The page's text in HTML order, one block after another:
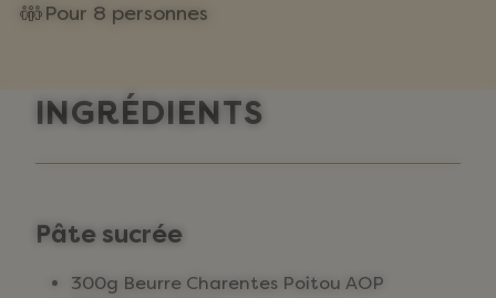
Pour 8 personnes
INGRÉDIENTS
Pâte sucrée
300g Beurre Charentes Poitou AOP